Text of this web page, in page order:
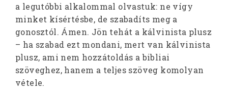
a legutóbbi alkalommal olvastuk: ne vígy
minket kísértésbe, de szabadíts meg a
gonosztól. Ámen. Jön tehát a kálvinista plusz
– ha szabad ezt mondani, mert van kálvinista
plusz, ami nem hozzátoldás a bibliai
szöveghez, hanem a teljes szöveg komolyan
vétele.